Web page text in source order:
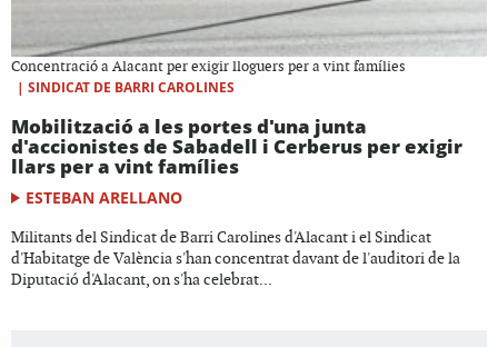
Concentració a Alacant per exigir lloguers per a vint famílies
| SINDICAT DE BARRI CAROLINES
Mobilització a les portes d'una junta
d'accionistes de Sabadell i Cerberus per exigir
llars per a vint famílies
ESTEBAN ARELLANO
Militants del Sindicat de Barri Carolines d'Alacant i el Sindicat
d'Habitatge de València s'han concentrat davant de l'auditori de la
Diputació d'Alacant, on s'ha celebrat...